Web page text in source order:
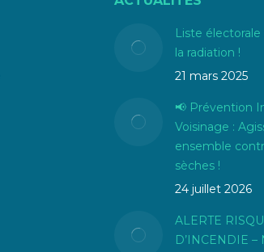
Liste
la radiation !
21 mars 2025
📢 Prévention
Voisinage :
ensemble
sèches !
24 juillet 2026
ALERTE
D’INCENDIE –